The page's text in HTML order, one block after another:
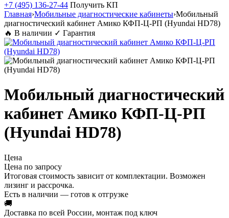
+7 (495) 136-27-44 Получить КП
Главная›Мобильные диагностические кабинеты›Мобильный
диагностический кабинет Амико КФП-Ц-РП (Hyundai HD78)
🔥 В наличии ✓ Гарантия
Мобильный диагностический
кабинет Амико КФП-Ц-РП
(Hyundai HD78)
Цена
Цена по запросу
Итоговая стоимость зависит от комплектации. Возможен
лизинг и рассрочка.
Есть в наличии — готов к отгрузке
🚚
Доставка по всей России, монтаж под ключ